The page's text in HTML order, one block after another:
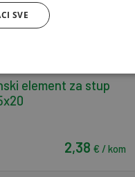
element za stup
2,38€ / kom
SVE